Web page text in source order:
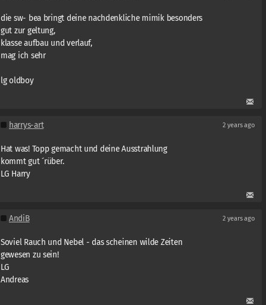
die sw- bea bringt deine nachdenkliche mimik besonders
gut zur geltung,
klasse aufbau und verlauf,
mag ich sehr
lg oldboy
harrys-art 2 years ago
Hat was! Topp gemacht und deine Ausstrahlung
kommt gut ´rüber.
LG Harry
AndiB 2 years ago
Soviel Rauch und Nebel - das scheinen wilde Zeiten
gewesen zu sein!
LG
Andreas